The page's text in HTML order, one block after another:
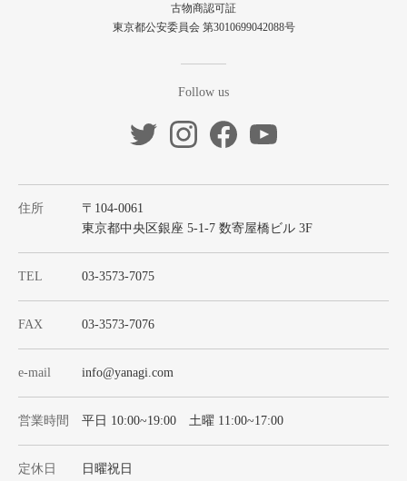
古物商認可証
東京都公安委員会 第3010699042088号
Follow us
住所
〒104-0061
東京都中央区銀座 5-1-7 数寄屋橋ビル 3F
TEL 03-3573-7075
FAX 03-3573-7076
e-mail info@yanagi.com
営業時間 平日 10:00~19:00 土曜 11:00~17:00
定休日 日曜祝日